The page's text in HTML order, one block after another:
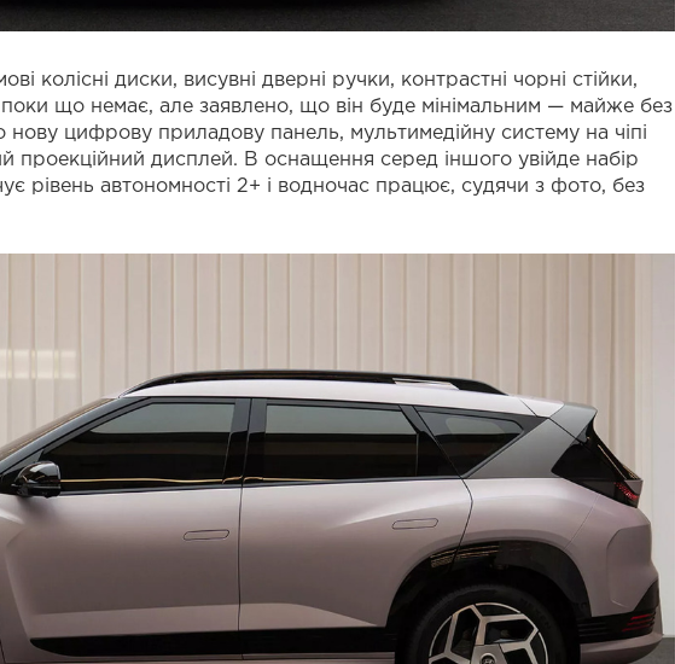
колісні диски, висувні дверні ручки, контрастні чорні стійки,
поки що немає, але заявлено, що він буде мінімальним — майже без
цифрову приладову панель, мультимедійну систему на чіпі
дисплей. В оснащення серед іншого увійде набір
рівень автономності 2+ і водночас працює, судячи з фото, без